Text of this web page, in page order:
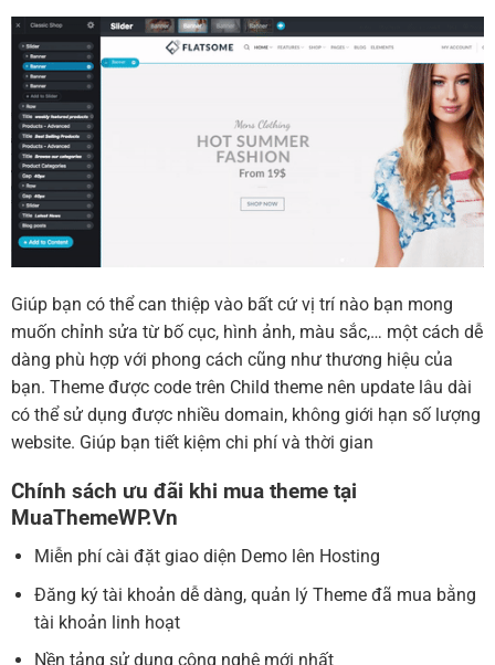
Giúp bạn có thể can thiệp vào bất cứ vị trí nào bạn mong
muốn chỉnh sửa từ bố cục, hình ảnh, màu sắc,… một cách dễ
dàng phù hợp với phong cách cũng như thương hiệu của
bạn. Theme được code trên Child theme nên update lâu dài
có thể sử dụng được nhiều domain, không giới hạn số lượng
website. Giúp bạn tiết kiệm chi phí và thời gian
Chính sách ưu đãi khi mua theme tại
MuaThemeWP.Vn
Miễn phí cài đặt giao diện Demo lên Hosting
Đăng ký tài khoản dễ dàng, quản lý Theme đã mua bằng
tài khoản linh hoạt
Nền tảng sử dụng công nghệ mới nhất